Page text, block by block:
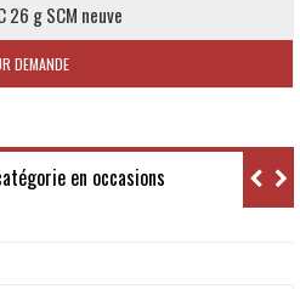
26 g SCM neuve
DEMANDE
en occasions